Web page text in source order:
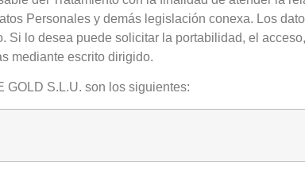
Personales y demás legislación conexa. Los
Si lo desea puede solicitar la portabilidad, el
mediante escrito dirigido.
GOLD S.L.U. son los siguientes: